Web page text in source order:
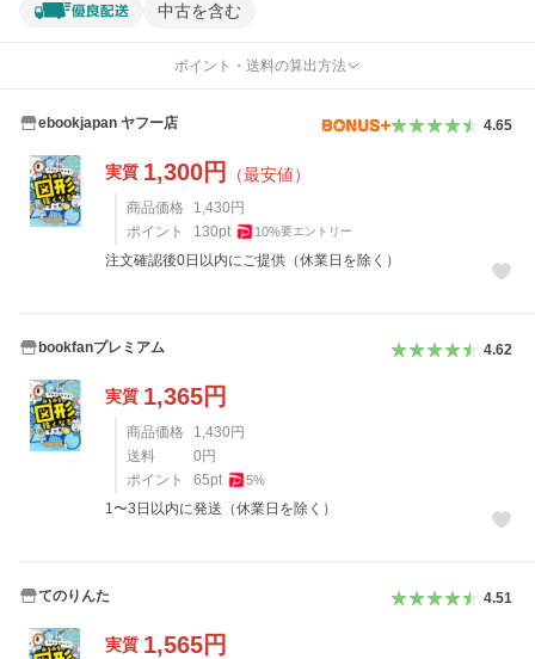
中古を含む
ポイント・送料の算出方法
ebookjapan ヤフー店 4.65
実質 1,300円 （最安値）
商品価格 1,430 円
ポイント
130pt 10%要エントリー
注文確認後0日以内にご提供（休業日を除く）
bookfanプレミアム 4.62
実質 1,365円
商品価格 1,430 円
送料
0 円
ポイント
65pt 5%
1〜3日以内に発送（休業日を除く）
てのりんた 4.51
実質 1,565円